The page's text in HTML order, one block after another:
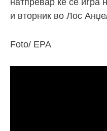
и вторник во Лос
Foto/ EPA